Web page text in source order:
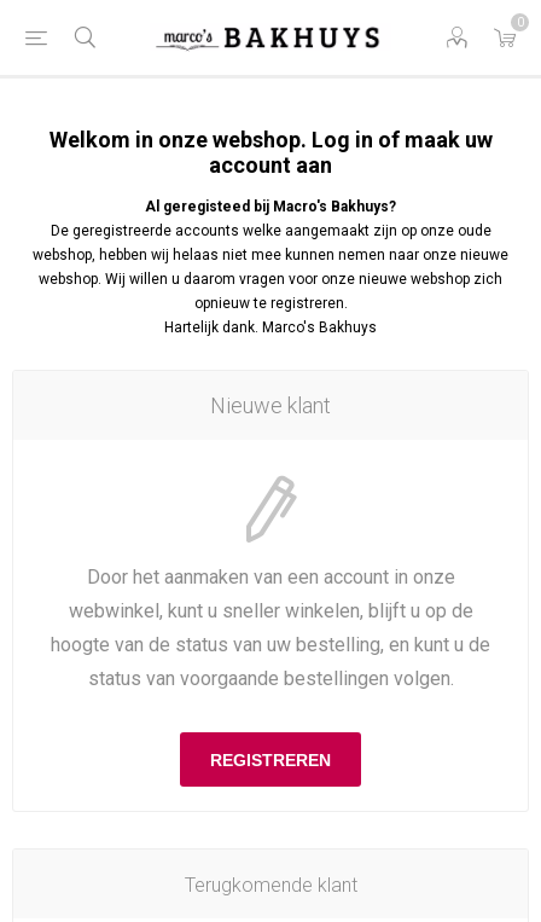
0
Welkom in onze webshop. Log in of maak uw
account aan
Al geregisteed bij Macro's Bakhuys?
De geregistreerde accounts welke aangemaakt zijn op onze oude
webshop, hebben wij helaas niet mee kunnen nemen naar onze nieuwe
webshop. Wij willen u daarom vragen voor onze nieuwe webshop zich
opnieuw te registreren.
Hartelijk dank. Marco's Bakhuys
Nieuwe klant
Door het aanmaken van een account in onze
webwinkel, kunt u sneller winkelen, blijft u op de
hoogte van de status van uw bestelling, en kunt u de
status van voorgaande bestellingen volgen.
Terugkomende klant